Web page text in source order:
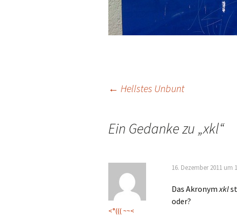
Navigation
← Hellstes Unbunt
Ein Gedanke zu „xkl“
<°((( ~~<
16. Dezember 2011 um
Das Akronymxkl
oder?